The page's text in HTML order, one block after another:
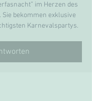
im Herzen des
bekommen exklusive
Karnevalspartys.